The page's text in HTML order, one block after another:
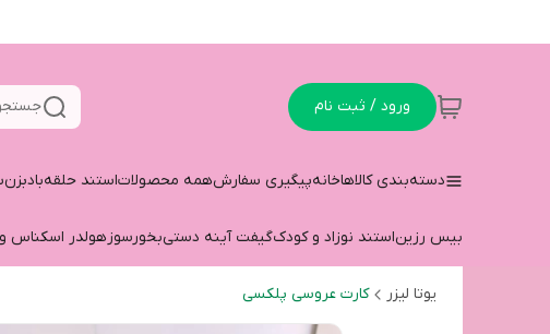
ورود / ثبت نام
دسته‌بندی کالاهاخانهپیگیری سفارشهمه محصولاتاستند حلقهبادبزن
بیس رزیناستند نوزاد و کودکگیفت آینه دستیبخورسوزهولدر اسکناس
یوتا لیزر کارت عروسی پلکسی